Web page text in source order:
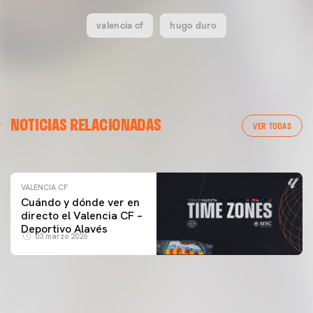
valencia cf hugo duro
NOTICIAS RELACIONADAS VER TODAS
ENTRENAMIENTO DEL VALENCIA CF 04/03/26
VALENCIA CF
Cuándo y dónde ver en
directo el Valencia CF –
Deportivo Alavés
03 marzo 2026